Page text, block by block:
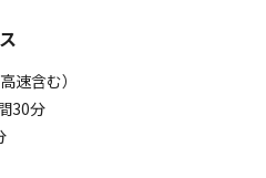
速含む）
30分